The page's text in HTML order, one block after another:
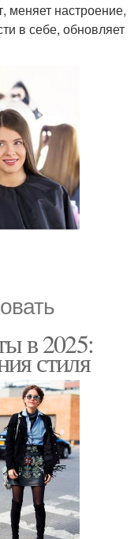
меняет настроение,
в себе, обновляет
в 2025:
стиля